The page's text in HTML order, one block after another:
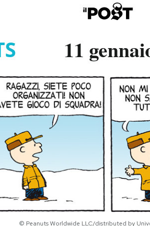
11
© Peanuts Worldwide LLC/distributed by